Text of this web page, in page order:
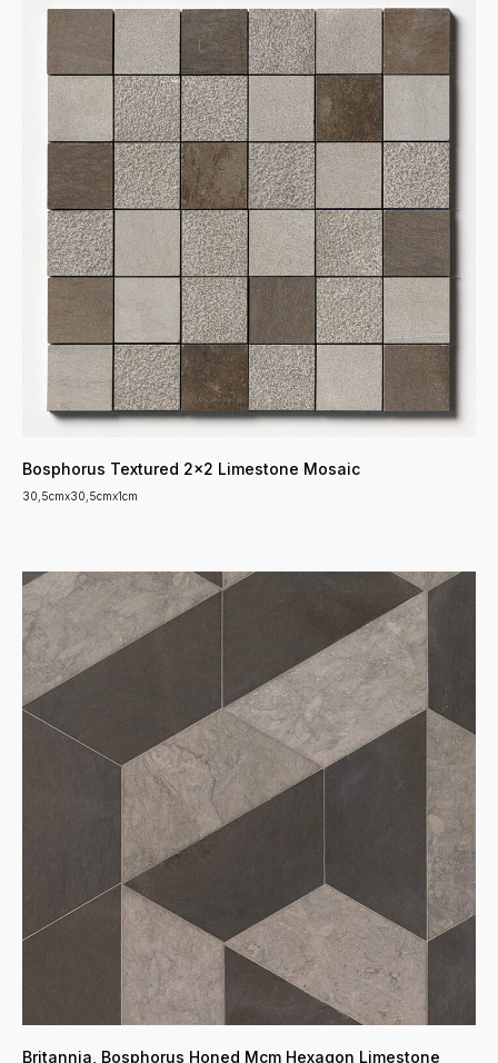
Bosphorus Textured 2x2 Limestone Mosaic
30,5cmx30,5cmx1cm
Britannia, Bosphorus Honed Mcm Hexagon Limestone